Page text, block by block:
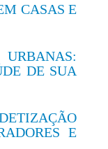
CASAS E
URBANAS:
DE SUA
E